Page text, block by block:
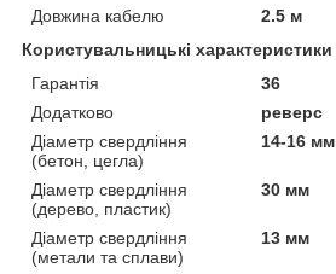
Довжина кабелю
2.5 м
Користувальницькі характеристики
Гарантія
36
Додатково
реверс
Діаметр свердління
(бетон, цегла)
14-16 мм
Діаметр свердління
(дерево, пластик)
30 мм
Діаметр свердління
(метали та сплави)
13 мм